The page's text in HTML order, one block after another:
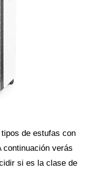
de estufas con
continuación verás
si es la clase de